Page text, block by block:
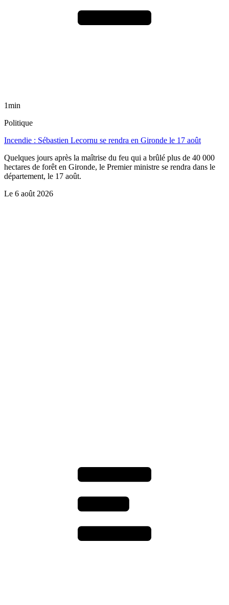
1min
Politique
Incendie : Sébastien Lecornu se rendra en Gironde le 17 août
Quelques jours après la maîtrise du feu qui a brûlé plus de 40 000
hectares de forêt en Gironde, le Premier ministre se rendra dans le
département, le 17 août.
Le 6 août 2026